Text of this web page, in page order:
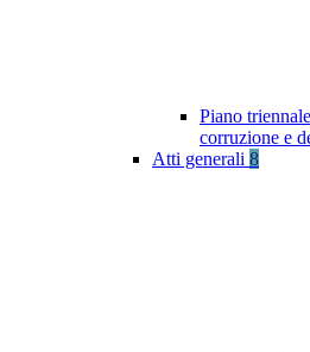
Piano
corruzione e
Atti generali 8